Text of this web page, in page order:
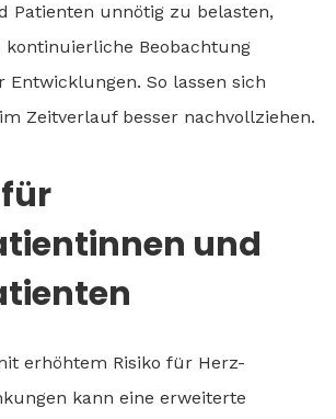
Patienten unnötig zu belasten,
Beobachtung
Entwicklungen. So lassen sich
Zeitverlauf besser nachvollziehen.
und
erhöhtem Risiko für Herz-
kann eine erweiterte